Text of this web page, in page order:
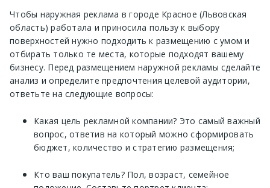
Чтобы наружная реклама в городе Красное (Львовская
область) работала и приносила пользу к выбору
поверхностей нужно подходить к размещению с умом и
отбирать только те места, которые подходят вашему
бизнесу. Перед размещением наружной рекламы сделайте
анализ и определите предпочтения целевой аудитории,
ответьте на следующие вопросы:
Какая цель рекламной компании? Это самый важный
вопрос, ответив на который можно сформировать
бюджет, количество и стратегию размещения;
Кто ваш покупатель? Пол, возраст, семейное